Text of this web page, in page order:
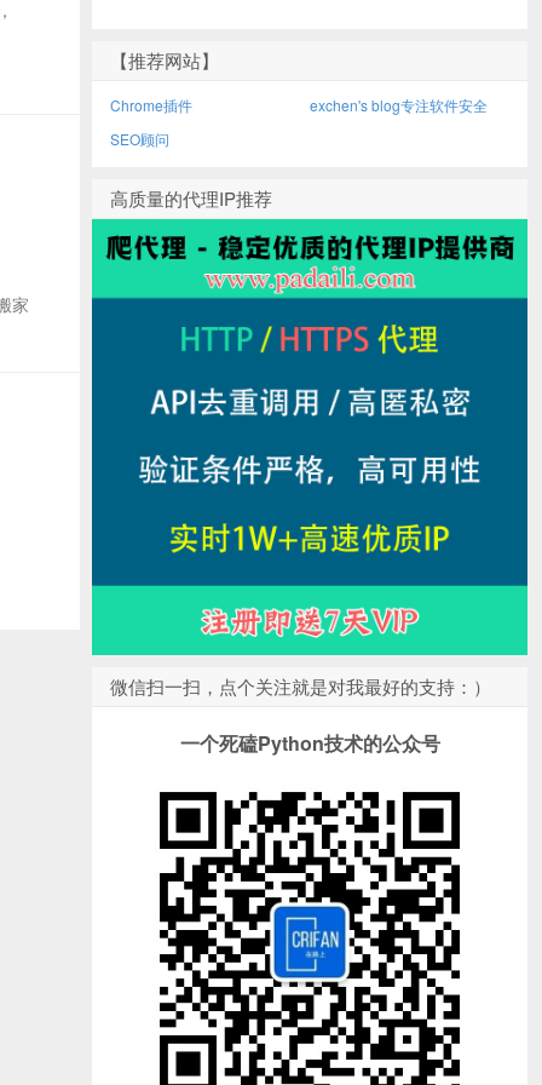
家
【推荐网站】
Chrome插件
exchen's blog专注软件安全
SEO顾问
高质量的代理IP推荐
微信扫一扫，点个关注就是对我最好的支持：）
一个死磕Python技术的公众号